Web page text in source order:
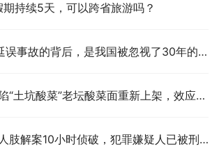
持续5天，可以跨省旅游吗？
事故的背后，是我国被忽视了30年的院前急救
土坑酸菜”老坛酸菜面重新上架，效应多大？
解案10小时侦破，犯罪嫌疑人已被刑事拘留